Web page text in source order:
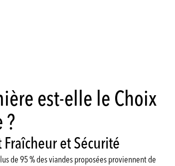
est-elle le Choix
?
et Sécurité
de 95 % des viandes proposées proviennent de